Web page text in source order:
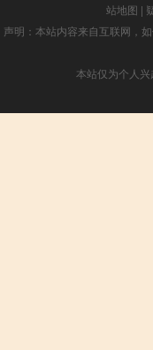
站地图 |
声明：本站内容来自互联网，
本站仅为个人